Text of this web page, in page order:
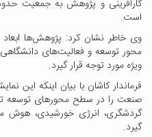
است.
وی خاطر نشان کرد: پژوهش‌ها
محور توسعه و فعالیت‌های
ویژه مورد توجه قرار گیرد.
فرماندار کاشان با بیان اینکه این
صنعت را در سطح محورهای توسعه
گردشگری، انرژی خورشیدی، هوش
گیرد.